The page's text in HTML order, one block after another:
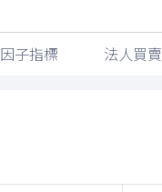
因子指標 法人買賣